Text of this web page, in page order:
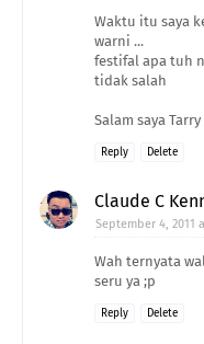
Waktu itu saya
warni ...
festifal apa tuh
tidak salah
Salam saya Tarry
Reply Delete
Claude C
September 4, 2011
Wah ternyata
seru ya ;p
Reply Delete